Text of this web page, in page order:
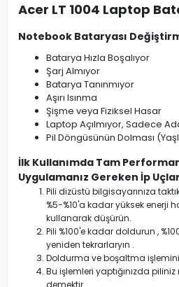
Acer LT 1004 Laptop
Notebook Bataryası
Batarya Hızla Boşalıyor
Şarj Almıyor
Batarya Tanınmıyor
Aşırı Isınma
Şişme veya Fiziksel Hasar
Laptop Açılmıyor, Sadece
Pil Döngüsünün Dolması
İlk Kullanımda Tam
Uygulamanız Gereken İp
Pili dizüstü bilgisayarınıza
%5-%10'a kadar yüksek
kullanarak düşürün.
Pili %100'e kadar doldurun ,
yeniden tekrarlaryın .
Doldurma ve boşaltma
Bu işlemleri yaptığınızda
demektir.